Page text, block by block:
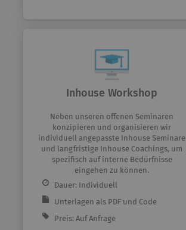
Inhouse Workshop
Neben unseren offenen Seminaren
konzipieren und organisieren wir
individuell angepasste Inhouse Seminare
und langfristige Inhouse Coachings, um
spezifisch auf interne Bedürfnisse
eingehen zu können.
Dauer: Individuell
Unterlagen als PDF und Code
Preis: Auf Anfrage